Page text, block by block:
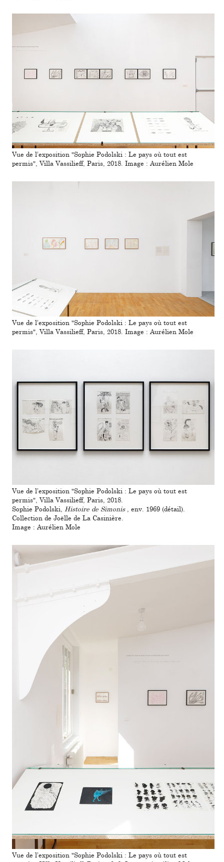
Vue de l’expo­si­tion "Sophie Podolski : Le pays où tout est
permis", Villa Vassilieff, Paris, 2018. Image : Aurélien Mole
Vue de l’expo­si­tion "Sophie Podolski : Le pays où tout est
permis", Villa Vassilieff, Paris, 2018. Image : Aurélien Mole
Vue de l’expo­si­tion "Sophie Podolski : Le pays où tout est
permis", Villa Vassilieff, Paris, 2018.
Sophie Podolski, Histoire de Simonis , env. 1969 (détail).
Collection de Joëlle de La Casinière.
Image : Aurélien Mole
Vue de l’expo­si­tion "Sophie Podolski : Le pays où tout est